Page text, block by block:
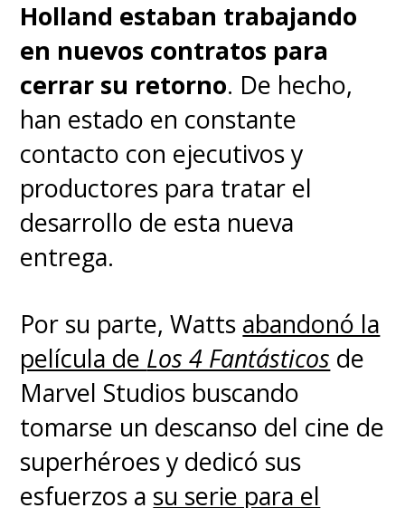
Holland estaban trabajando
en nuevos contratos para
cerrar su retorno. De hecho,
han estado en constante
contacto con ejecutivos y
productores para tratar el
desarrollo de esta nueva
entrega.
Por su parte, Watts abandonó la
película de Los 4 Fantásticos de
Marvel Studios buscando
tomarse un descanso del cine de
superhéroes y dedicó sus
esfuerzos a su serie para el